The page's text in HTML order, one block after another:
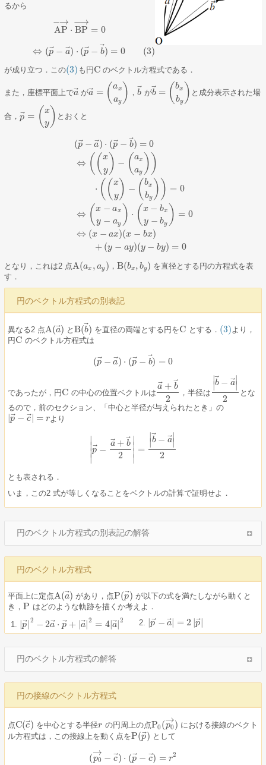
るから
AP
−→
⋅ BP
−→
= 0
AP→ ⋅BP→= 0
⇔ (p ⃗− a⃗) ⋅ (p ⃗− b⃗
) = 0 (3)
(3) ⇔(p −a→ )⋅(p −b =0
が成り立つ．この(3)
(3) も円 C
C のベクトル方程式である．
また，座標平面上でa
a→がa = (ax
ay ) ，b⃗
a→= (a )， b→がb⃗ = (bx
by )
b→= ( b ) と成分表示された場
合， p = ( x
y)
p→= x とおくと
(p⃗ − a⃗) ⋅ (p ⃗− b⃗
) = 0
⇔ ((x
y ) − ( ax
ay ))
⋅ ((x
y ) − (bx
by )) = 0
⇔ (x − ax
y − ay ) ⋅ ( x − bx
y − by ) = 0
⇔ (x − ax)(x − bx)
+ (y − ay)(y − by) = 0
→) (p→− )=0⇔( x
となり，これは2 点 A(ax , ay ) ， B(bx , by )
A(ax,a y)， B bx,by)
を直径とする円の方程式を表
す．
円のベクトル方程式の別表記
異なる2 点A(a⃗)
A(a→ と B(b⃗
)
B(b→ )を直径の両端とする円をC
C とする． (3)
(3) より，
円 C
C のベクトル方程式は
(p⃗ − a⃗) ⋅ (p ⃗− b⃗
) = 0
(p→−a→) ⋅(p→−b→)= 0
であったが，円 C
C の中心の位置ベクトルは
a⃗ + b
2
a→+b→2
，半径は
∣
∣b − a⃗∣
∣
2
|b→−a→ |2
とな
るので，前のセクション、「中心と半径が与えられたとき」の
p ⃗− c ⃗
| = r
p→− c→|= r より
∣
∣
∣
∣p ⃗−
a⃗ + b
2
∣
∣
∣
∣ =
∣
∣b⃗ − a⃗∣
∣
2
|p→− a→+b→ 2|= |b→−a→
とも表される．
いま，この2 式が等しくなることをベクトルの計算で証明せよ．
円のベクトル方程式の別表記の解答
円のベクトル方程式
平面上に定点A(a⃗)
A(a→ があり，点P(p⃗
)
P(p→ が以下の式を満たしながら動くと
き， P
P はどのような軌跡を描くか考えよ．
p ⃗
| 2 − 2a⃗ ⋅ p ⃗+ a⃗2 = 4| a⃗
| 2
p→ 2− 2a→ ⋅p →+ a→ 2= 4|a→| |p⃗ − a⃗ = 2 p ⃗
|
p→− a→|= 2| →
円のベクトル方程式の解答
円の接線のベクトル方程式
点C(c⃗
)
C(c→ )を中心とする半径r
r の円周上の点P0 (p0
→
)
P0 (p0→ )における接線のベクト
ル方程式は，この接線上を動く点をP(p⃗
)
P(p→ として
(p0
→
− c⃗
) ⋅ (p − c⃗
) = r2
( p0 →−c → ⋅(p →−c→)= r2